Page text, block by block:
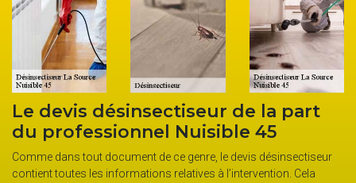
Le devis désinsectiseur de la part
du professionnel Nuisible 45
Comme dans tout document de ce genre, le devis désinsectiseur
contient toutes les informations relatives à l’intervention. Cela